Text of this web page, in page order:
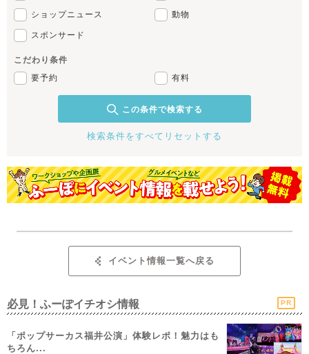
ショップニュース 動物
スポンサード
こだわり条件
要予約
有料
この条件で検索する
検索条件をすべてリセットする
イベント情報一覧へ戻る
必見！ふーぽイチオシ情報 PR
「ポップサーカス福井公演」体験レポ！魅力はも
ちろん...